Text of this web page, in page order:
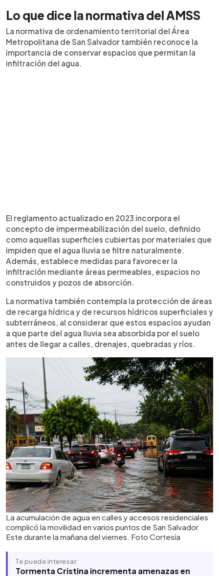
Lo que dice la normativa del AMSS
La normativa de ordenamiento territorial del Área
Metropolitana de San Salvador también reconoce la
importancia de conservar espacios que permitan la
infiltración del agua.
El reglamento actualizado en 2023 incorpora el
concepto de impermeabilización del suelo, definido
como aquellas superficies cubiertas por materiales que
impiden que el agua lluvia se filtre naturalmente.
Además, establece medidas para favorecer la
infiltración mediante áreas permeables, espacios no
construidos y pozos de absorción.
La normativa también contempla la protección de áreas
de recarga hídrica y de recursos hídricos superficiales y
subterráneos, al considerar que estos espacios ayudan
a que parte del agua lluvia sea absorbida por el suelo
antes de llegar a calles, drenajes, quebradas y ríos.
La acumulación de agua en calles y accesos residenciales
complicó la movilidad en varios puntos de San Salvador
Este durante la mañana del viernes. Foto Cortesía
Te puede interesar:
Tormenta Cristina incrementa amenazas en